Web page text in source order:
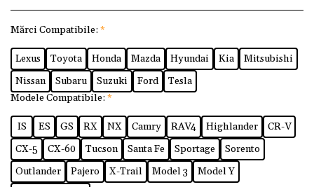
Mărci Compatibile: *
Lexus Toyota Honda Mazda Hyundai Kia
Mitsubishi
Nissan
Subaru Suzuki Ford
Tesla
Modele Compatibile: *
IS ES GS RX NX Camry RAV4 Highlander
CR-V
CX-5
CX-60 Tucson Santa Fe Sportage
Sorento
Outlander
Pajero X-Trail Model 3
Model Y